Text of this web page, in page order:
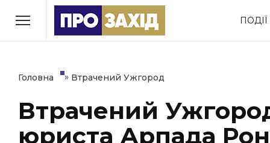
ПОДІЇ
РУБРИКИ
Економіка
Політика Соціум
Втрачений Ужгород
Головна » Втрачений Ужгород
Втрачений
юриста Арпада